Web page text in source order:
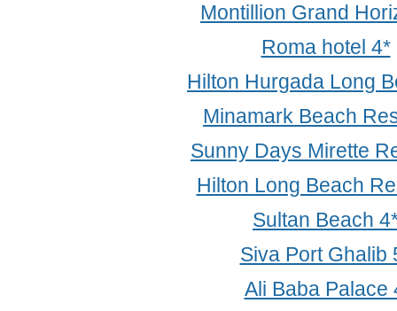
Montillion Grand
Roma hotel 4*
Hilton Hurgada Long
Minamark Beach
Sunny Days Mirette
Hilton Long Beach
Sultan Beach
Siva Port Ghalib
Ali Baba Palace